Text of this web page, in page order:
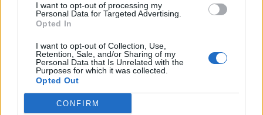
I want to opt-out of processing my
Personal Data for Targeted Advertising.
Opted In
I want to opt-out of Collection, Use,
Retention, Sale, and/or Sharing of my
Personal Data that Is Unrelated with the
Purposes for which it was collected.
Opted Out
CONFIRM